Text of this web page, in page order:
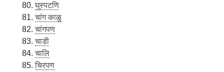
घुस्पटणि
चांग काळु
चांगपण
चाडी
चालि
चिरपण